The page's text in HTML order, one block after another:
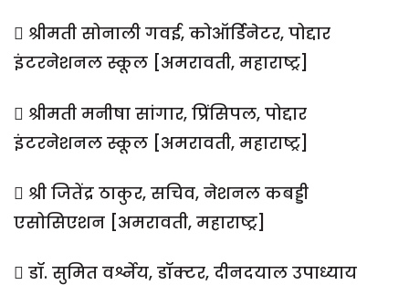
 श्रीमती सोनाली गवई, कोऑर्डिनेटर, पोद्दार
इंटरनेशनल स्कूल [अमरावती, महाराष्ट्र]
 श्रीमती मनीषा सांगार, प्रिंसिपल, पोद्दार
इंटरनेशनल स्कूल [अमरावती, महाराष्ट्र]
 श्री जितेंद्र ठाकुर, सचिव, नेशनल कबड्डी
एसोसिएशन [अमरावती, महाराष्ट्र]
 डॉ. सुमित वर्श्नेय, डॉक्टर, दीनदयाल उपाध्याय